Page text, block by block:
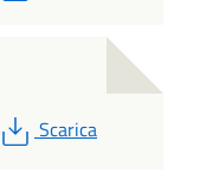
PDF
Scarica